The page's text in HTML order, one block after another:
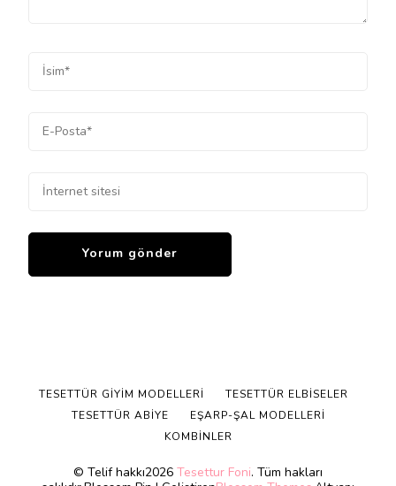
© Telif hakkı2026 Tesettur Foni. Tüm hakları
TESETTÜR GIYIM MODELLERI
TESETTÜR ELBISELER
TESETTÜR ABIYE
EŞARP-ŞAL MODELLERI
KOMBINLER